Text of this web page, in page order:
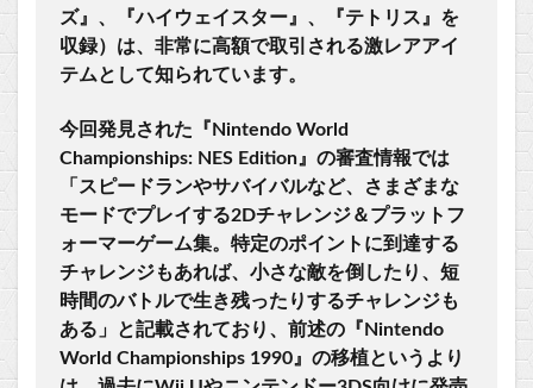
ズ』、『ハイウェイスター』、『テトリス』を
収録）は、非常に高額で取引される激レアアイ
テムとして知られています。
今回発見された『Nintendo World
Championships: NES Edition』の審査情報では
「スピードランやサバイバルなど、さまざまな
モードでプレイする2Dチャレンジ＆プラットフ
ォーマーゲーム集。特定のポイントに到達する
チャレンジもあれば、小さな敵を倒したり、短
時間のバトルで生き残ったりするチャレンジも
ある」と記載されており、前述の『Nintendo
World Championships 1990』の移植というより